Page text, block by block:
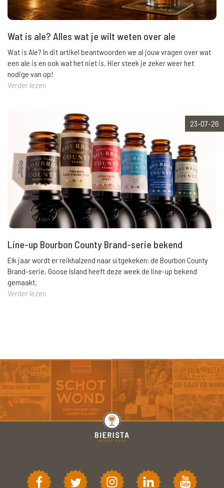
Wat is ale? Alles wat je wilt weten over ale
Wat is Ale? In dit artikel beantwoorden we al jouw vragen over wat
een ale is en ook wat het niet is. Hier steek je zeker weer het
nodige van op!
Verder lezen
23-07-26
Line-up Bourbon County Brand-serie bekend
Elk jaar wordt er reikhalzend naar uitgekeken: de Bourbon County
Brand-serie. Goose Island heeft deze week de line-up bekend
gemaakt.
Verder lezen